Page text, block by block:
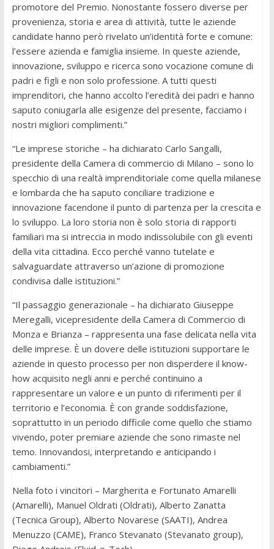
promotore del Premio. Nonostante fossero diverse per
provenienza, storia e area di attività, tutte le aziende
candidate hanno però rivelato un’identità forte e comune:
l’essere azienda e famiglia insieme. In queste aziende,
innovazione, sviluppo e ricerca sono vocazione comune di
padri e figli e non solo professione. A tutti questi
imprenditori, che hanno accolto l’eredità dei padri e hanno
saputo coniugarla alle esigenze del presente, facciamo i
nostri migliori complimenti.”
“Le imprese storiche – ha dichiarato Carlo Sangalli,
presidente della Camera di commercio di Milano – sono lo
specchio di una realtà imprenditoriale come quella milanese
e lombarda che ha saputo conciliare tradizione e
innovazione facendone il punto di partenza per la crescita e
lo sviluppo. La loro storia non è solo storia di rapporti
familiari ma si intreccia in modo indissolubile con gli eventi
della vita cittadina. Ecco perché vanno tutelate e
salvaguardate attraverso un’azione di promozione
condivisa dalle istituzioni.”
“Il passaggio generazionale – ha dichiarato Giuseppe
Meregalli, vicepresidente della Camera di Commercio di
Monza e Brianza – rappresenta una fase delicata nella vita
delle imprese. È un dovere delle istituzioni supportare le
aziende in questo processo per non disperdere il know-
how acquisito negli anni e perché continuino a
rappresentare un valore e un punto di riferimenti per il
territorio e l’economia. È con grande soddisfazione,
soprattutto in un periodo difficile come quello che stiamo
vivendo, poter premiare aziende che sono rimaste nel
temo. Innovandosi, interpretando e anticipando i
cambiamenti.”
Nella foto i vincitori – Margherita e Fortunato Amarelli
(Amarelli), Manuel Oldrati (Oldrati), Alberto Zanatta
(Tecnica Group), Alberto Novarese (SAATI), Andrea
Menuzzo (CAME), Franco Stevanato (Stevanato group),